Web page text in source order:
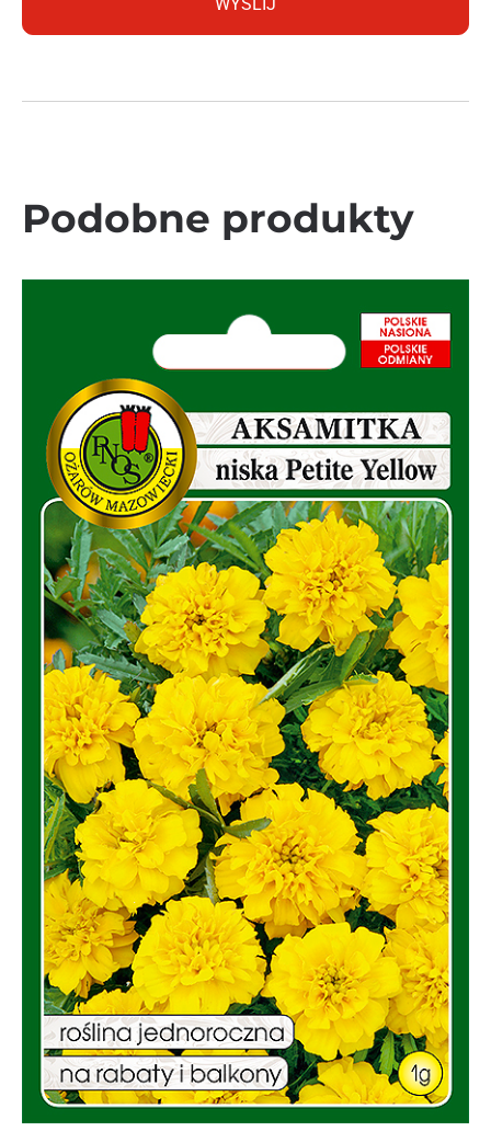
Podobne produkty